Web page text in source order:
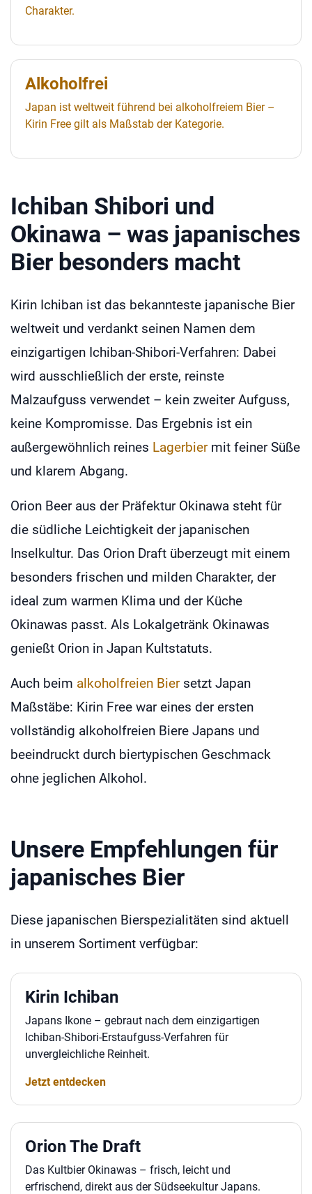
Charakter.
Alkoholfrei
Japan ist weltweit führend bei alkoholfreiem Bier –
Kirin Free gilt als Maßstab der Kategorie.
Ichiban Shibori und
Okinawa – was japanisches
Bier besonders macht
Kirin Ichiban ist das bekannteste japanische Bier
weltweit und verdankt seinen Namen dem
einzigartigen Ichiban-Shibori-Verfahren: Dabei
wird ausschließlich der erste, reinste
Malzaufguss verwendet – kein zweiter Aufguss,
keine Kompromisse. Das Ergebnis ist ein
außergewöhnlich reines Lagerbiermit feiner Süße
und klarem Abgang.
Orion Beer aus der Präfektur Okinawa steht für
die südliche Leichtigkeit der japanischen
Inselkultur. Das Orion Draft überzeugt mit einem
besonders frischen und milden Charakter, der
ideal zum warmen Klima und der Küche
Okinawas passt. Als Lokalgetränk Okinawas
genießt Orion in Japan Kultstatuts.
Auch beim alkoholfreien Biersetzt Japan
Maßstäbe: Kirin Free war eines der ersten
vollständig alkoholfreien Biere Japans und
beeindruckt durch biertypischen Geschmack
ohne jeglichen Alkohol.
Unsere Empfehlungen für
japanisches Bier
Diese japanischen Bierspezialitäten sind aktuell
in unserem Sortiment verfügbar:
Kirin Ichiban
Japans Ikone – gebraut nach dem einzigartigen
Ichiban-Shibori-Erstaufguss-Verfahren für
unvergleichliche Reinheit.
Jetzt entdecken
Orion The Draft
Das Kultbier Okinawas – frisch, leicht und
erfrischend, direkt aus der Südseekultur Japans.